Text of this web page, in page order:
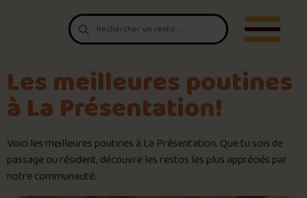
Aller au contenu
Ouvrir/
T'es un vrai
amateur de poutine?
Noter une poutine!
Trouve une POUTZ sur la carte
Les meilleures poutines
à La Présentation!
Voici les meilleures poutines à La Présentation. Que tu sois de
passage ou résident, découvre les restos les plus appréciés par
notre communauté.